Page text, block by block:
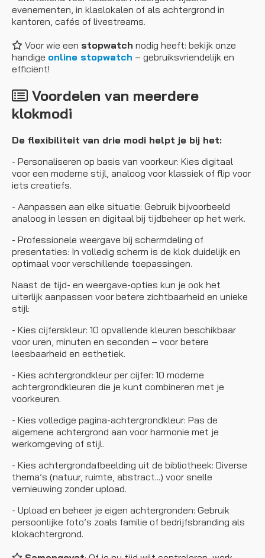
evenementen, in klaslokalen of als achtergrond in
kantoren, cafés of livestreams.
Voor wie een stopwatch nodig heeft: bekijk onze
handige online stopwatch – gebruiksvriendelijk en
efficiënt!
Voordelen van meerdere
klokmodi
De flexibiliteit van drie modi helpt je bij het:
- Personaliseren op basis van voorkeur: Kies digitaal
voor een moderne stijl, analoog voor klassiek of flip voor
iets creatiefs.
- Aanpassen aan elke situatie: Gebruik bijvoorbeeld
analoog in lessen en digitaal bij tijdbeheer op het werk.
- Professionele weergave bij schermdeling of
presentaties: In volledig scherm is de klok duidelijk en
optimaal voor verschillende toepassingen.
Naast de tijd- en weergave-opties kun je ook het
uiterlijk aanpassen voor betere zichtbaarheid en unieke
stijl:
- Kies cijferskleur: 10 opvallende kleuren beschikbaar
voor uren, minuten en seconden – voor betere
leesbaarheid en esthetiek.
- Kies achtergrondkleur per cijfer: 10 moderne
achtergrondkleuren die je kunt combineren met je
voorkeuren.
- Kies volledige pagina-achtergrondkleur: Pas de
algemene achtergrond aan voor harmonie met je
werkomgeving of stijl.
- Kies achtergrondafbeelding uit de bibliotheek: Diverse
thema’s (natuur, ruimte, abstract...) voor snelle
vernieuwing zonder upload.
- Upload en beheer je eigen achtergronden: Gebruik
persoonlijke foto’s zoals familie of bedrijfsbranding als
klokachtergrond.